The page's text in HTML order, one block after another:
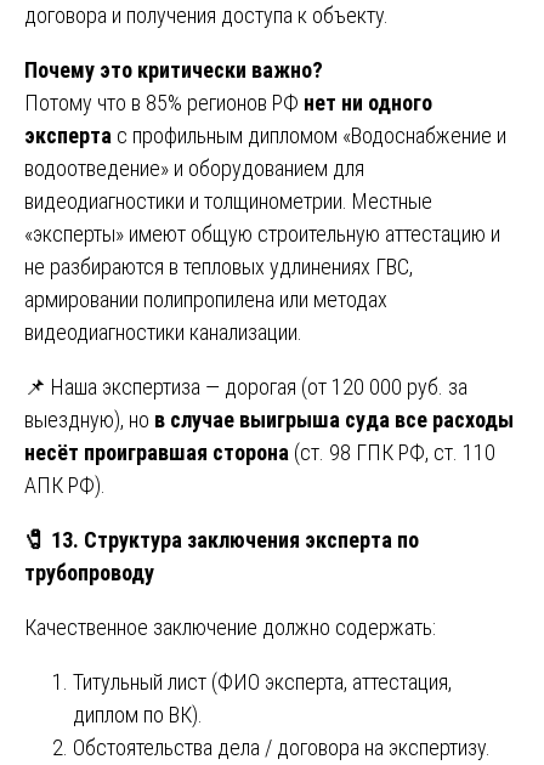
договора и получения доступа к объекту.
Почему это критически важно?
Потому что в 85% регионов РФ нет ни одного
эксперта с профильным дипломом «Водоснабжение и
водоотведение» и оборудованием для
видеодиагностики и толщинометрии. Местные
«эксперты» имеют общую строительную аттестацию и
не разбираются в тепловых удлинениях ГВС,
армировании полипропилена или методах
видеодиагностики канализации.
📌 Наша экспертиза — дорогая (от 120 000 руб. за
выездную), но в случае выигрыша суда все расходы
несёт проигравшая сторона (ст. 98 ГПК РФ, ст. 110
АПК РФ).
🧷 13. Структура заключения эксперта по
трубопроводу
Качественное заключение должно содержать:
Титульный лист (ФИО эксперта, аттестация,
диплом по ВК).
Обстоятельства дела / договора на экспертизу.